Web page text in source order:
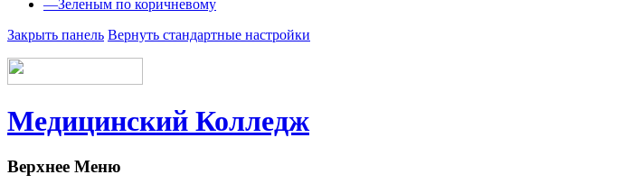
—Зеленым по коричневому
Закрыть панель Вернуть стандартные настройки
Медицинский Колледж
Верхнее Меню